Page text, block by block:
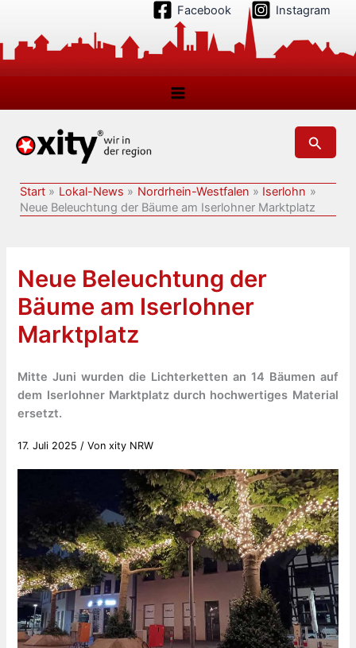
springen
Facebook Instagram
Suchen
Start Lokal-News Nordrhein-Westfalen
Iserlohn
Neue Beleuchtung der Bäume am Iserlohner Marktplatz
Neue Beleuchtung der
Bäume am Iserlohner
Marktplatz
Mitte Juni wurden die Lichterketten an 14 Bäumen auf
dem Iserlohner Marktplatz durch hochwertiges Material
ersetzt.
17. Juli 2025 / Vonxity NRW